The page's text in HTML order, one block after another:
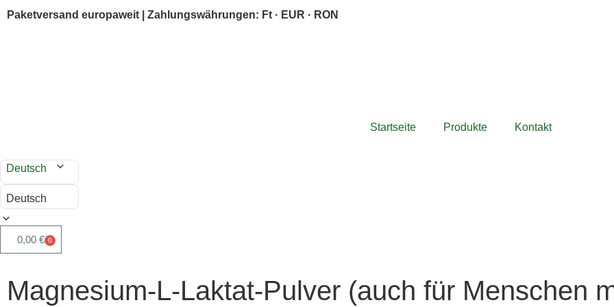
Paketversand europaweit | Zahlungswährungen: Ft · EUR · RON
Startseite Produkte Kontakt
Deutsch
Deutsch
0,00 € 0
Magnesium-L-Laktat-Pulver (auch für Menschen